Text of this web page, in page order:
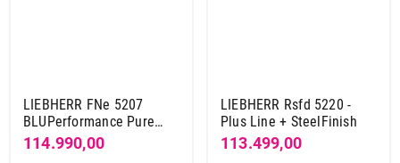
LIEBHERR FNe 5207
BLUPerformance Pure
Line E
114.990,00
LIEBHERR Rsfd 5220 -
Plus Line + SteelFinish
113.499,00